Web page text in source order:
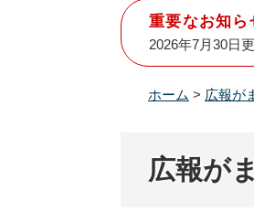
重要なお知ら
2026年7月30日
ホーム > 広報が
広報が